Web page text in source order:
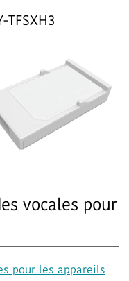
TFSXH3
vocales pour
pour les appareils